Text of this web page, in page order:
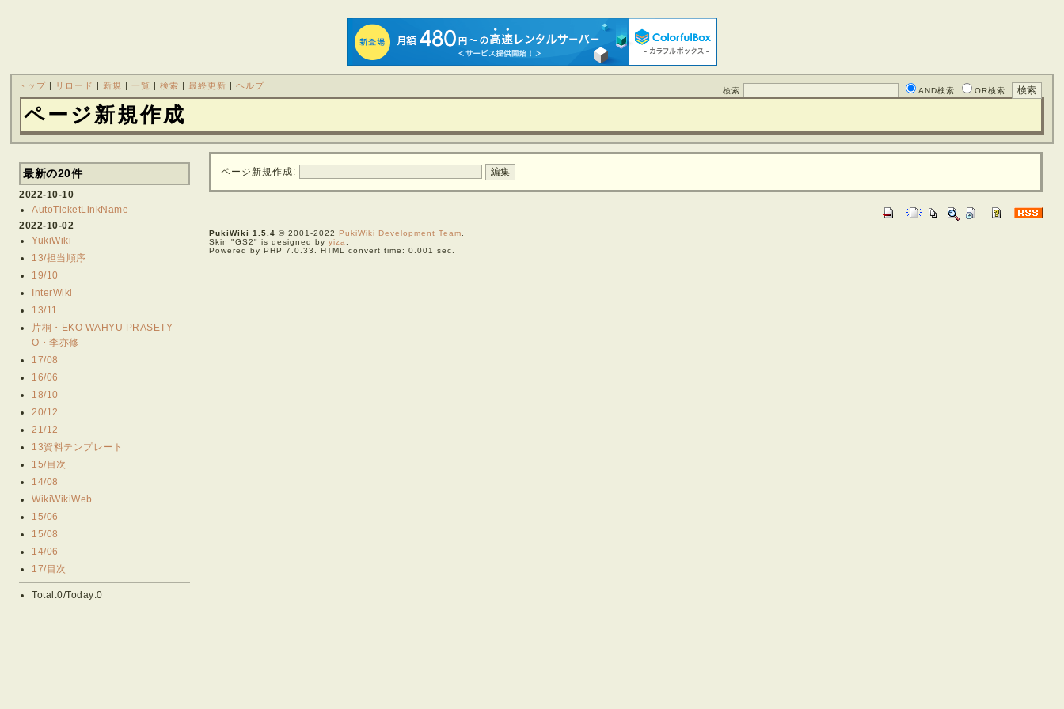
検索 AND検索 OR検索
トップ | リロード | 新規 |一覧 |検索 |最終更新 |ヘルプ
ページ新規作成
最新の20件
2022-10-10
AutoTicketLinkName
2022-10-02
YukiWiki
13/担当順序
19/10
InterWiki
13/11
片桐・EKO WAHYU PRASETY
O・李亦修
17/08
16/06
18/10
20/12
21/12
13資料テンプレート
15/目次
14/08
WikiWikiWeb
15/06
15/08
14/06
17/目次
Total:0/Today:0
ページ新規作成:
PukiWiki 1.5.4 © 2001-2022 PukiWiki Development Team
Skin "GS2" is designed by yiza
Powered by PHP 7.0.33. HTML convert time: 0.001 sec.